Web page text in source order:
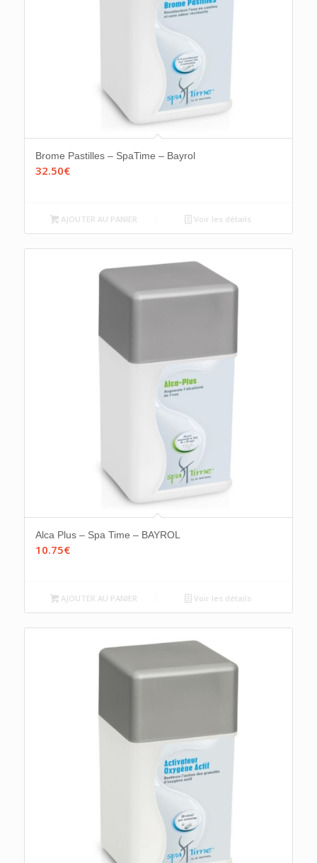
Brome Pastilles – SpaTime – Bayrol
32.50€
AJOUTER AU PANIER Voir les détails
Alca Plus – Spa Time – BAYROL
10.75€
AJOUTER AU PANIER Voir les détails